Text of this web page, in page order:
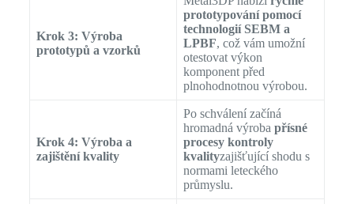
Krok 3: Výroba
prototypů a vzorků
prototypování pomocí
technologií SEBM a
LPBF, což vám umožní
otestovat výkon
komponent před
plnohodnotnou výrobou.
Krok 4: Výroba a
zajištění kvality
Po schválení začíná
hromadná výroba přísné
procesy kontroly
kvalityzajišťující shodu s
normami leteckého
průmyslu.